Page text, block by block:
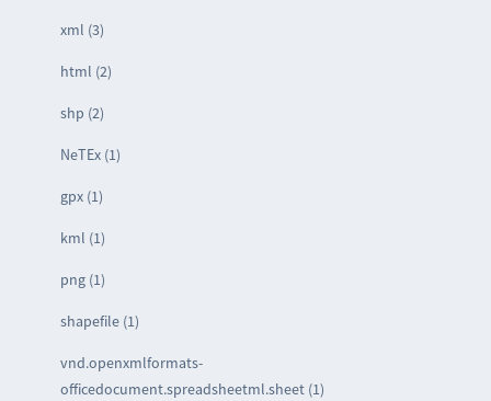
xml (3)
html (2)
shp (2)
NeTEx (1)
gpx (1)
kml (1)
png (1)
shapefile (1)
vnd.openxmlformats-
officedocument.spreadsheetml.sheet (1)